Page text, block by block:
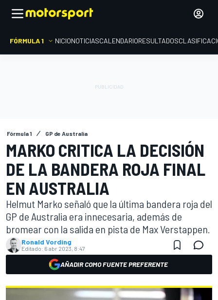
FÓRMULA 1 INICIONOTICIASCALENDARIORESULTADOS
Fórmula 1 GP de Australia
MARKO CRITICA LA DECISIÓN
DE LA BANDERA ROJA FINAL
EN AUSTRALIA
Helmut Marko señaló que la última bandera roja del
GP de Australia era innecesaria, además de
bromear con la salida en pista de Max Verstappen.
Ronald Vording
Editado: 6 abr 2023, 8:47
AÑADIR COMO FUENTE PREFERENTE